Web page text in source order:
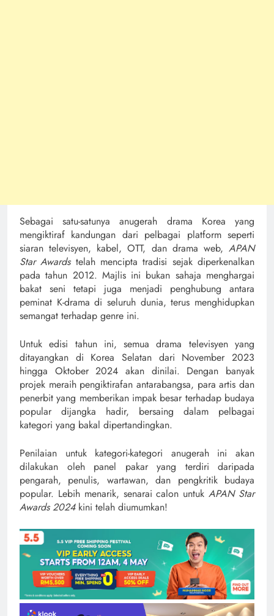
Sebagai satu-satunya anugerah drama Korea yang
mengiktiraf kandungan dari pelbagai platform seperti
siaran televisyen, kabel, OTT, dan drama web, APAN
Star Awardstelah mencipta tradisi sejak diperkenalkan
pada tahun 2012. Majlis ini bukan sahaja menghargai
bakat seni tetapi juga menjadi penghubung antara
peminat K-drama di seluruh dunia, terus menghidupkan
semangat terhadap genre ini.
Untuk edisi tahun ini, semua drama televisyen yang
ditayangkan di Korea Selatan dari November 2023
hingga Oktober 2024 akan dinilai. Dengan banyak
projek meraih pengiktirafan antarabangsa, para artis dan
penerbit yang memberikan impak besar terhadap budaya
popular dijangka hadir, bersaing dalam pelbagai
kategori yang bakal dipertandingkan.
Penilaian untuk kategori-kategori anugerah ini akan
dilakukan oleh panel pakar yang terdiri daripada
pengarah, penulis, wartawan, dan pengkritik budaya
popular. Lebih menarik, senarai calon untukAPAN Star
Awards 2024kini telah diumumkan!